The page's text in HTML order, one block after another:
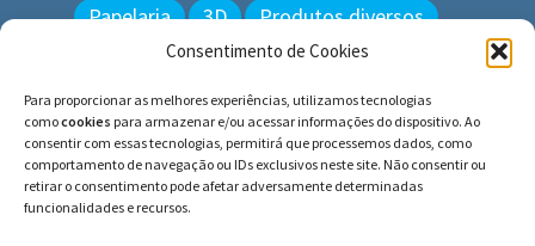
Consentimento de Cookies
Para proporcionar as melhores experiências, utilizamos tecnologias
comocookies para armazenar e/ou acessar informações do dispositivo. Ao
consentir com essas tecnologias, permitirá que processemos dados, como
comportamento de navegação ou IDs exclusivos neste site. Não consentir ou
retirar o consentimento pode afetar adversamente determinadas
funcionalidades e recursos.
Papelaria
3D Produtos diversos
Pesquisar
por: